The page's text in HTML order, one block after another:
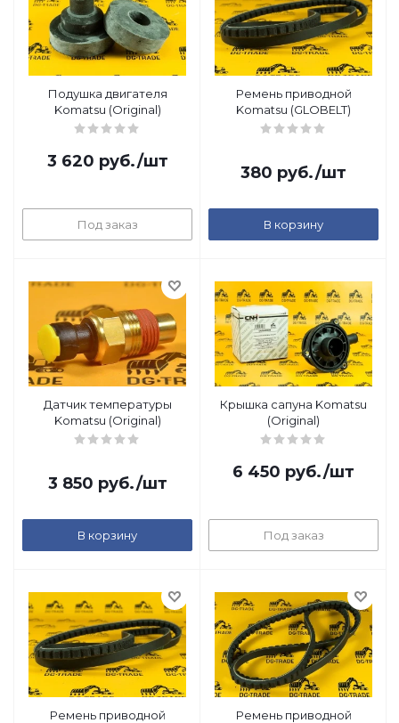
Подушка двигателя
Komatsu (Original)
3 620 руб./шт
Под заказ
Ремень приводной
Komatsu (GLOBELT)
380 руб./шт
В корзину
Датчик температуры
Komatsu (Original)
3 850 руб./шт
В корзину
Крышка сапуна Komatsu
(Original)
6 450 руб./шт
Под заказ
Ремень приводной
Ремень приводной